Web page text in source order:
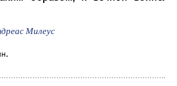
Милеус